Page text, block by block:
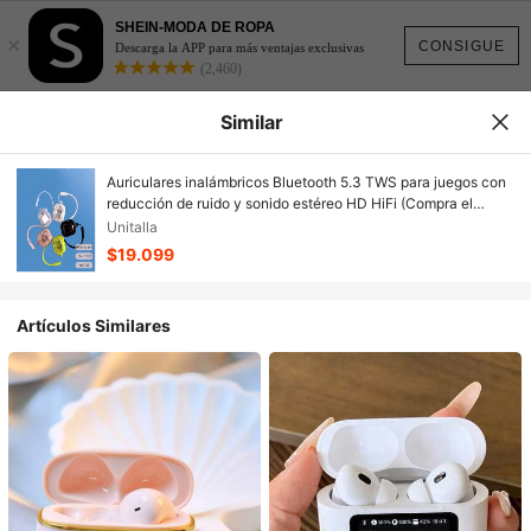
CONSIGUE
×
SHEIN-MODA DE ROPA
Descarga la APP para más ventajas exclusivas
(2,460)
Similar
Auriculares inalámbricos Bluetooth 5.3 TWS para juegos con
reducción de ruido y sonido estéreo HD HiFi (Compra el
auricular y obtienes una funda protectora + cordón)
Unitalla
$19.099
Artículos Similares